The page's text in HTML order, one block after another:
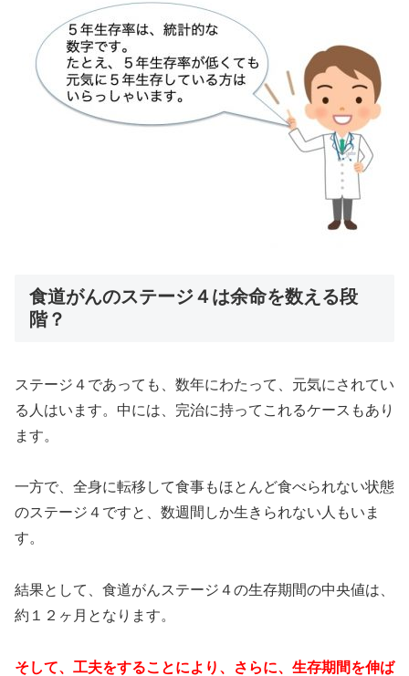
食道がんのステージ４は余命を数える段
階？
ステージ４であっても、数年にわたって、元気にされてい
る人はいます。中には、完治に持ってこれるケースもあり
ます。
一方で、全身に転移して食事もほとんど食べられない状態
のステージ４ですと、数週間しか生きられない人もいま
す。
結果として、食道がんステージ４の生存期間の中央値は、
約１２ヶ月となります。
そして、工夫をすることにより、さらに、生存期間を伸ば